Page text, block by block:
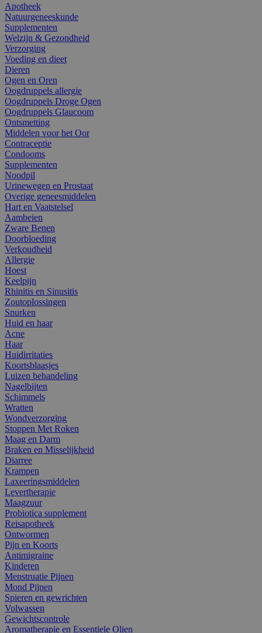
Apotheek
Natuurgeneeskunde
Supplementen
Welzijn & Gezondheid
Verzorging
Voeding en dieet
Dieren
Ogen en Oren
Oogdruppels allergie
Oogdruppels Droge Ogen
Oogdruppels Glaucoom
Ontsmetting
Middelen voor het Oor
Contraceptie
Condooms
Supplementen
Noodpil
Urinewegen en Prostaat
Overige geneesmiddelen
Hart en Vaatstelsel
Aambeien
Zware Benen
Doorbloeding
Verkoudheid
Allergie
Hoest
Keelpijn
Rhinitis en Sinusitis
Zoutoplossingen
Snurken
Huid en haar
Acne
Haar
Huidirritaties
Koortsblaasjes
Luizen behandeling
Nagelbijten
Schimmels
Wratten
Wondverzorging
Stoppen Met Roken
Maag en Darm
Braken en Misselijkheid
Diarree
Krampen
Laxeeringsmiddelen
Levertherapie
Maagzuur
Probiotica supplement
Reisapotheek
Ontwormen
Pijn en Koorts
Antimigraine
Kinderen
Menstruatie Pijnen
Mond Pijnen
Spieren en gewrichten
Volwassen
Gewichtscontrole
Aromatherapie en Essentiele Olien